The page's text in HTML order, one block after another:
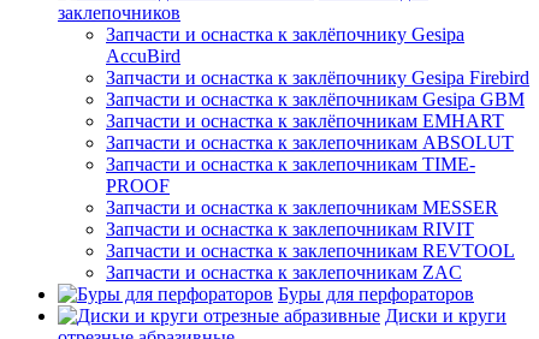
заклепочников
Запчасти и оснастка к заклёпочнику Gesipa
AccuBird
Запчасти и оснастка к заклёпочнику Gesipa Firebird
Запчасти и оснастка к заклёпочникам Gesipa GBM
Запчасти и оснастка к заклёпочникам EMHART
Запчасти и оснастка к заклепочникам ABSOLUT
Запчасти и оснастка к заклепочникам TIME-
PROOF
Запчасти и оснастка к заклепочникам MESSER
Запчасти и оснастка к заклепочникам RIVIT
Запчасти и оснастка к заклепочникам REVTOOL
Запчасти и оснастка к заклепочникам ZAC
Буры для перфораторов
Диски и круги